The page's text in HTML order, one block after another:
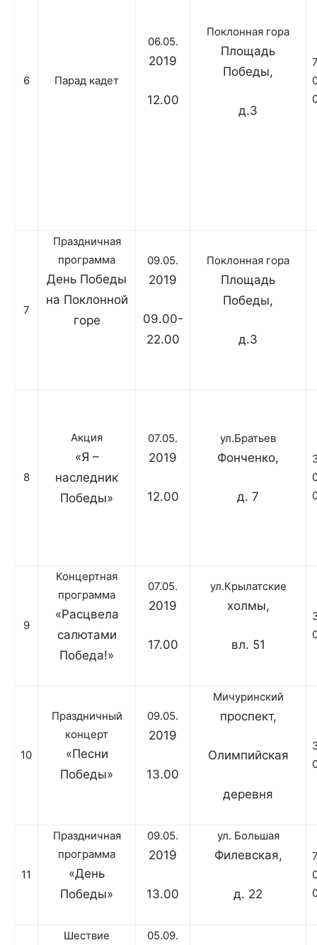
6 Парад кадет
06.05.
2019
12.00
Поклонная гора
Площадь
Победы,
д.3
7
Праздничная
программа
День Победы
на Поклонной
горе
09.05.
2019
09.00-
22.00
Поклонная гора
Площадь
Победы,
д.3
8
Акция
«Я –
наследник
Победы»
07.05.
2019
12.00
ул.Братьев
Фонченко,
д. 7
9
Концертная
программа
«Расцвела
салютами
Победа!»
07.05.
2019
17.00
ул.Крылатские
холмы,
вл. 51
10
Праздничный
концерт
«Песни
Победы»
09.05.
2019
13.00
Мичуринский
проспект,
Олимпийская
деревня
11
Праздничная
программа
«День
Победы»
09.05.
2019
13.00
ул. Большая
Филевская,
д. 22
Шествие 05.09.